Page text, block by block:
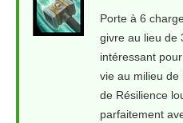
Porte à 6
givre au lieu de
intéressant
vie au milieu de
de Résilience
parfaitement